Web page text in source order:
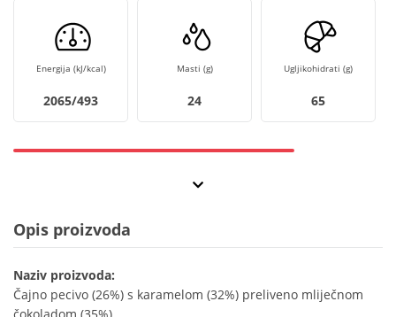
Energija (kJ/kcal)
2065/493
Masti (g)
24
Ugljikohidrati (g)
65
Opis proizvoda
Naziv proizvoda:
Čajno pecivo (26%) s karamelom (32%) preliveno mliječnom